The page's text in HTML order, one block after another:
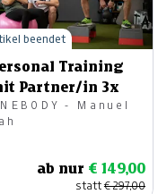
Training
Partner/in 3x
- Manuel
ab nur € 149,00
statt€ 297,00
beendet